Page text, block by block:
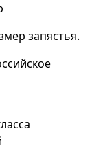
запястья.